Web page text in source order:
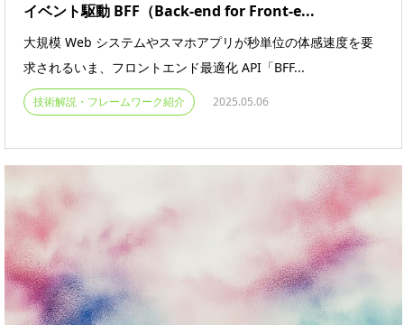
イベント駆動 BFF（Back-end for Front-e...
大規模 Web システムやスマホアプリが秒単位の体感速度を要
求されるいま、フロントエンド最適化 API「BFF...
技術解説・フレームワーク紹介 2025.05.06